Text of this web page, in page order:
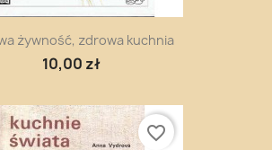
żywność, zdrowa kuchnia
10,00 zł
favorite_border